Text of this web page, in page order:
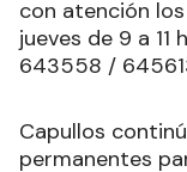
con atención
jueves de 9 a
643558 /
Capullos
permanentes